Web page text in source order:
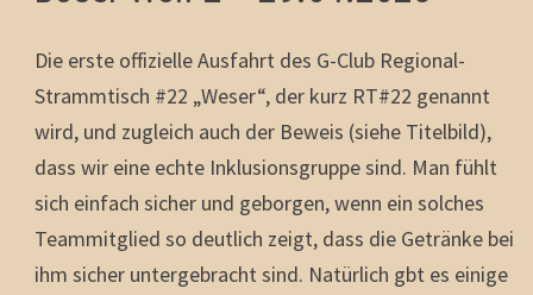
Die erste offizielle Ausfahrt des G-Club Regional-
Strammtisch #22 „Weser“, der kurz RT#22 genannt
wird, und zugleich auch der Beweis (siehe Titelbild),
dass wir eine echte Inklusionsgruppe sind. Man fühlt
sich einfach sicher und geborgen, wenn ein solches
Teammitglied so deutlich zeigt, dass die Getränke bei
ihm sicher untergebracht sind. Natürlich gbt es einige